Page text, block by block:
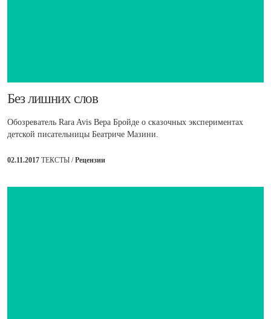
​Без лишних слов
Обозреватель Rara Avis Вера Бройде о сказочных экспериментах
детской писательницы Беатриче Мазини.
02.11.2017 ТЕКСТЫ /Рецензии